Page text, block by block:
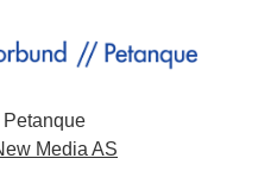
Media AS